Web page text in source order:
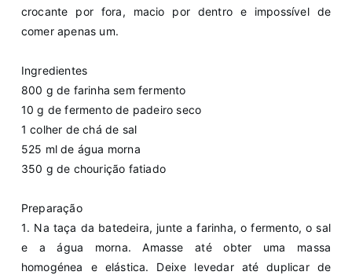
crocante por fora, macio por dentro e impossível de
comer apenas um.
Ingredientes
800 g de farinha sem fermento
10 g de fermento de padeiro seco
1 colher de chá de sal
525 ml de água morna
350 g de chourição fatiado
Preparação
1️. Na taça da batedeira, junte a farinha, o fermento, o sal
e a água morna. Amasse até obter uma massa
homogénea e elástica. Deixe levedar até duplicar de